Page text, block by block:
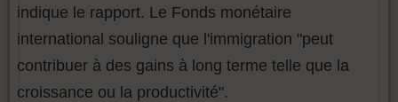
indique le rapport. Le Fonds monétaire
international souligne que l'immigration "peut
contribuer à des gains à long terme telle que la
croissance ou la productivité".